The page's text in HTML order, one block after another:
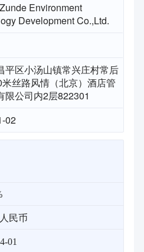
Environment
Development Co.,Ltd.
平区小汤山镇常兴庄村常后
丝路风情（北京）酒店管
限公司内2层822301
02
民币
01